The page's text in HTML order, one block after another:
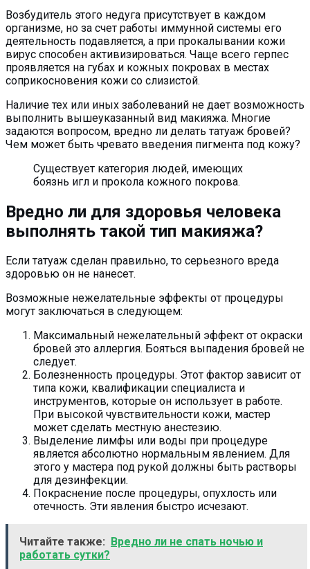
Возбудитель этого недуга присутствует в каждом
организме, но за счет работы иммунной системы его
деятельность подавляется, а при прокалывании кожи
вирус способен активизироваться. Чаще всего герпес
проявляется на губах и кожных покровах в местах
соприкосновения кожи со слизистой.
Наличие тех или иных заболеваний не дает возможность
выполнить вышеуказанный вид макияжа. Многие
задаются вопросом, вредно ли делать татуаж бровей?
Чем может быть чревато введения пигмента под кожу?
Существует категория людей, имеющих
боязнь игл и прокола кожного покрова.
Вредно ли для здоровья человека
выполнять такой тип макияжа?
Если татуаж сделан правильно, то серьезного вреда
здоровью он не нанесет.
Возможные нежелательные эффекты от процедуры
могут заключаться в следующем:
Максимальный нежелательный эффект от окраски
бровей это аллергия. Бояться выпадения бровей не
следует.
Болезненность процедуры. Этот фактор зависит от
типа кожи, квалификации специалиста и
инструментов, которые он использует в работе.
При высокой чувствительности кожи, мастер
может сделать местную анестезию.
Выделение лимфы или воды при процедуре
является абсолютно нормальным явлением. Для
этого у мастера под рукой должны быть растворы
для дезинфекции.
Покраснение после процедуры, опухлость или
отечность. Эти явления быстро исчезают.
Читайте также:
Вредно ли не спать ночью и
работать сутки?